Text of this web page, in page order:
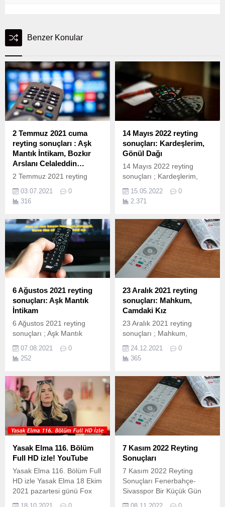
Benzer Konular
2 Temmuz 2021 cuma
reyting sonuçları : Aşk
Mantık İntikam, Bozkır
Arslanı Celaleddin…
2 Temmuz 2021 reyting
İntikam, Bozkır Arslanı
Celaleddin, ve bir çok yapım
buluştu. İşte 2 temmuz
cuma reyting sonuçları; 2
Temmuz Cuma Reyting
Sonuçları; Cuma günü
reyting sonuçları. Total, AB
ve 20+ABC1 olarak
ölçülen reyting sonuçlarına
göre sıralama belli oluyor. 2
Temmuz Cuma Reyting
Belli...
03.07.2021
0
316
14 Mayıs 2022 reyting
sonuçları: Kardeşlerim,
Gönül Dağı
14 Mayıs 2022 reyting
sonuçları ; Kardeşlerim,
Survivor AllStar ve bir çok
yapım ekranda izleyicileri ile
Cumartesi reyting sonuçları;
14 Mayıs reyting sonuçları
nasıl hesaplanıyor? 14
Mayıs Cumartesi reyting
sonuçları Total, AB ve
20+ABC1 olarak ölçülen
reyting sonuçlarına göre
sıralama belli oluyor. Fakat
MevcutBilgi...
15.05.2022
0
2.371
6 Ağustos 2021 reyting
sonuçları: Aşk Mantık
İntikam
6 Ağustos 2021 reyting
sonuçları ; Aşk Mantık
çok yapım ekranda
izleyicileri ile buluştu. İşte 6
sonuçları; 6 Ağustos Cuma
Reyting Sonuçları; Cuma
günü reyting sonuçları.
Total, AB ve 20+ABC1
olarak
ölçülen reyting sonuçlarına
göre sıralama belli oluyor. 6
Ağustos Cuma Reyting
Oldumu? İşte...
07.08.2021
0
252
23 Aralık 2021 reyting
sonuçları: Mahkum,
Camdaki Kız
23 Aralık 2021 reyting
sonuçları ; Mahkum,
Bir Zamanlar Çukurova ve
bir çok yapım ekranda
Aralık Perşembe reyting
sonuçları; 23 Aralık reyting
sonuçları nasıl
hesaplanıyor? 23 Aralık
2021 reyting sonuçları Total,
AB ve 20+ABC1 olarak
ölçülen reyting sonuçlarına
göre sıralama belli oluyor....
24.12.2021
0
365
Yasak Elma 116. Bölüm
Full HD izle! YouTube
Yasak Elma 116. Bölüm Full
HD izle Yasak Elma 18 Ekim
2021 pazartesi günü Fox
7 Kasım 2022 Reyting
Sonuçları
7 Kasım 2022 Reyting
Sonuçları Fenerbahçe-
Sivasspor Bir Küçük Gün